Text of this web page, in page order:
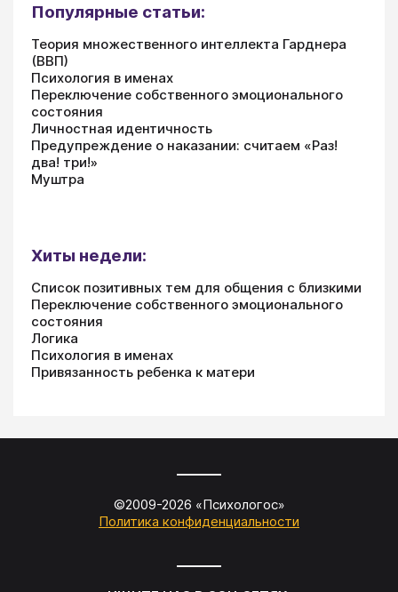
Популярные статьи:
Теория множественного интеллекта Гарднера
(ВВП)
Психология в именах
Переключение собственного эмоционального
состояния
Личностная идентичность
Предупреждение о наказании: считаем «Раз!
два! три!»
Муштра
Хиты недели:
Список позитивных тем для общения с близкими
Переключение собственного эмоционального
состояния
Логика
Психология в именах
Привязанность ребенка к матери
©2009-2026 «Психологос»
Политика конфиденциальности